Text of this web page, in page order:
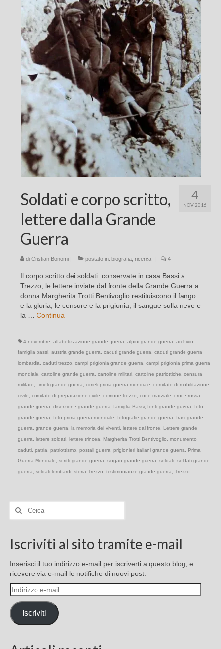
Chi sono
FAQ
Contatti
4
NOV 2016
Soldati e corpo scritto,
lettere dalla Grande
Guerra
di Cristian Bonomi | postato in: biografia ricerca | 4
Il corpo scritto dei soldati: conservate in casa Bassi a
Trezzo, le lettere inviate dal fronte della Grande Guerra a
donna Margherita Trotti Bentivoglio restituiscono il fango
e la gloria, le censure e la prigionia, il sangue sulla neve e
la … Continua
4 novembre alfabetizzazione grande guerra alpini grande guerra
archivio
famiglia bassi austria grande guerra caduti grande guerra
caduti grande guerra
lombardia
caduti trezzo campi prigionia grande guerra
campi prigionia prima guerra
mondiale
cartoline grande guerra cartoline militari cartoline patriottiche
censura
militare
cimeli grande guerra cimeli prima guerra mondiale
comitato di mobilitazione
civile
comitato di preparazione civile comune trezzo corte marziale
croce rossa
grande guerra
diserzione grande guerra famiglia Bassi fonti grande guerra
foto
grande guerra
foto prima guerra mondiale fotografie grande guerra
frasi grande
guerra
grande guerra la memoria dei viventi lettere dal fronte
Lettere grande
guerra
lettere soldati lettere trincea Margherita Trotti Bentivoglio
monumento
caduti patria patriottismo postali guerra prigionieri italiani grande guerra
Prima
Guerra Mondiale
scritti grande guerra slogan grande guerra soldati soldati grande
guerra
soldati lombardi storia Trezzo testimonianze grande guerra Trezzo
Cerca:
Iscriviti al sito tramite e-mail
Inserisci il tuo indirizzo e-mail per iscriverti a questo blog, e
ricevere via e-mail le notifiche di nuovi post.
Indirizzo
e-
mail
Iscriviti